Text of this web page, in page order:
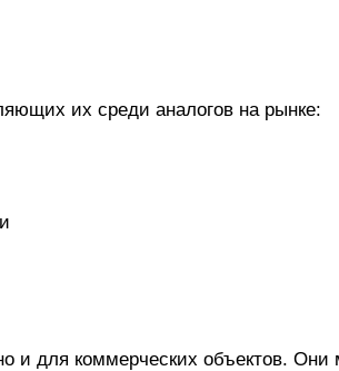
их среди аналогов на рынке:
и для коммерческих объектов. Они